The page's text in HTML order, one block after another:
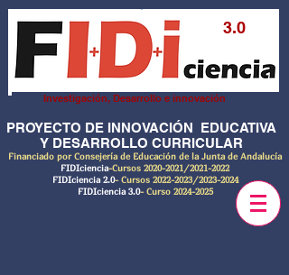
3.0
Investigación, Desarrollo e innovación
PROYECTO DE INNOVACIÓN EDUCATIVA
Y DESARROLLO CURRICULAR
Financiado por Consejería de Educación de la Junta de Andalucía
FIDIciencia-Cursos 2020-2021 /2021-2022
FIDIciencia 2.0- Cursos 2022-2023/2023-2024
FIDIciencia 3.0- Curso 2024-2025